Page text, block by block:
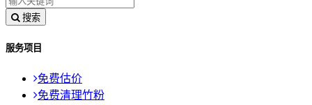
搜索
服务项目
免费估价
免费清理竹粉